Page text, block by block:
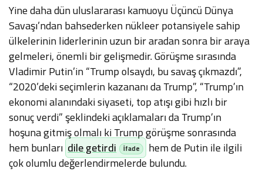
Yine daha dün uluslararası kamuoyu Üçüncü Dünya
Savaşı’ndan bahsederken nükleer potansiyele sahip
ülkelerinin liderlerinin uzun bir aradan sonra bir araya
gelmeleri, önemli bir gelişmedir. Görüşme sırasında
Vladimir Putin’in “Trump olsaydı, bu savaş çıkmazdı”,
“2020’deki seçimlerin kazananı da Trump”, “Trump’ın
ekonomi alanındaki siyaseti, top atışı gibi hızlı bir
sonuç verdi” şeklindeki açıklamaları da Trump’ın
hoşuna gitmiş olmalı ki Trump görüşme sonrasında
hem bunları dile getirdi hem de Putin ile ilgili
çok olumlu değerlendirmelerde bulundu.